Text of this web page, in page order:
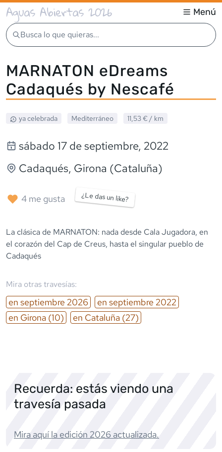
Aguas Abiertas 2026 Menú
Busca lo que quieras...
MARNATON eDreams
Cadaqués by Nescafé
ya celebrada Mediterráneo 11,53 € / km
sábado 17 de septiembre, 2022
Cadaqués, Girona (Cataluña)
4 me gusta ¿Le das un like?
La clásica de MARNATON: nada desde Cala Jugadora, en
el corazón del Cap de Creus, hasta el singular pueblo de
Cadaqués
Mira otras travesías:
en septiembre 2026 en septiembre 2022
en Girona (10) en Cataluña (27)
Recuerda: estás viendo una
travesía pasada
Mira aquí la edición 2026 actualizada.